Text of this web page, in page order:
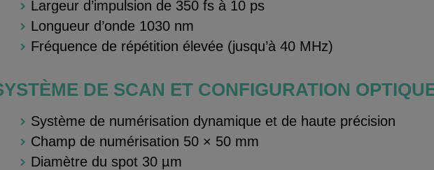
Largeur d’impulsion de 350 fs à 10 ps
Longueur d’onde 1030 nm
Fréquence de répétition élevée (jusqu’à 40 MHz)
DE SCAN ET CONFIGURATION
Système de numérisation dynamique et de haute précision
Champ de numérisation 50 × 50 mm
Diamètre du spot 30 µm